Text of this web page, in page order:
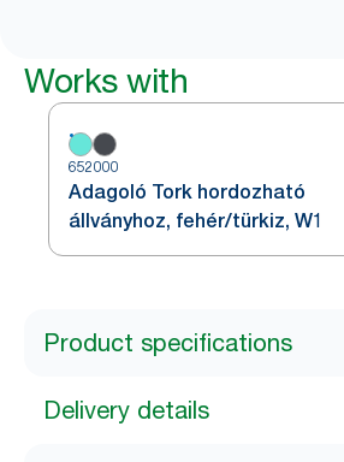
Works with
652000
Adagoló Tork hordozható
állványhoz, fehér/türkiz, W1
Product specifications
Delivery details